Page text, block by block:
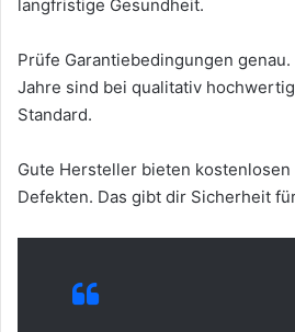
langfristige Gesundheit.
Prüfe Garantiebedingungen
Jahre sind bei qualitativ
Standard.
Gute Hersteller bieten
Defekten. Das gibt dir Sicherheit